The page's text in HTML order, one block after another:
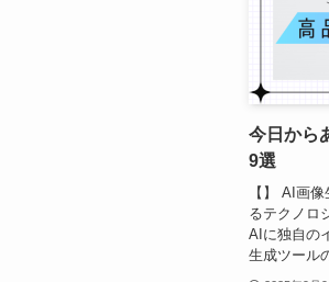
今日から
9選
【】 AI画
るテクノロ
AIに独自の
生成ツール